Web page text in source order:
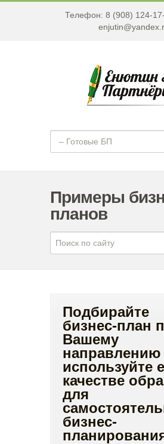
Телефон: 8 (908) 124-
Примеры
планов
Подбирайте
бизнес-план
Вашему
направлению
используйте
качестве
для
бизнес-